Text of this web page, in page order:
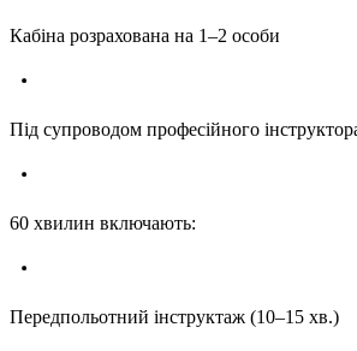
Кабіна розрахована на 1–2 особи
Під супроводом професійного
60 хвилин включають:
Передпольотний інструктаж (10–15 хв.)